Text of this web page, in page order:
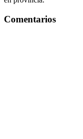
Comentarios